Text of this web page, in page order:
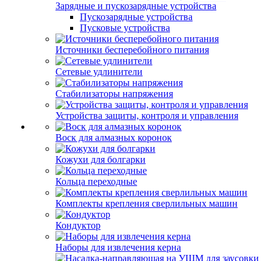
Зарядные и пускозарядные устройства
Пускозарядные устройства
Пусковые устройства
Источники бесперебойного питания
Сетевые удлинители
Стабилизаторы напряжения
Устройства защиты, контроля и управления
Воск для алмазных коронок
Кожухи для болгарки
Кольца переходные
Комплекты крепления сверлильных машин
Кондуктор
Наборы для извлечения керна